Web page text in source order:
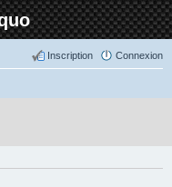
Connexion
Inscription